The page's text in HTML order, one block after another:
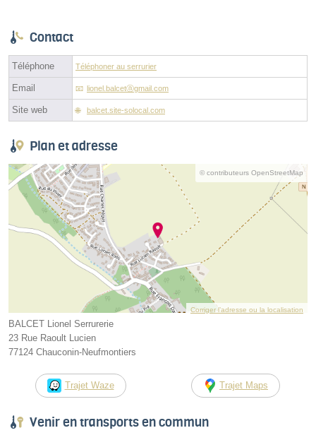
Contact
Téléphone Téléphoner au serrurier
Email lionel.balcetⓐgmail.com
Site web balcet.site-solocal.com
Plan et adresse
© contributeurs OpenStreetMap
Corriger l’adresse ou la localisation
BALCET Lionel Serrurerie
23 Rue Raoult Lucien
77124 Chauconin-Neufmontiers
Trajet Waze Trajet Maps
Venir en transports en commun